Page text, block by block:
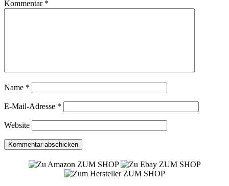
Kommentar *
Name *
E-Mail-Adresse *
Website
ZUM SHOP
ZUM SHOP
ZUM SHOP